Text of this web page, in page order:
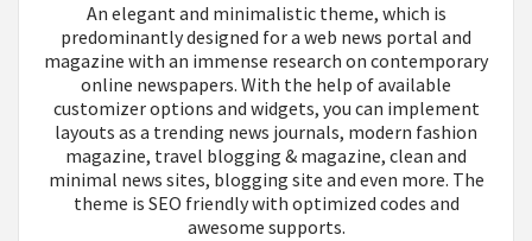
An elegant and minimalistic theme, which is
predominantly designed for a web news portal and
magazine with an immense research on contemporary
online newspapers. With the help of available
customizer options and widgets, you can implement
layouts as a trending news journals, modern fashion
magazine, travel blogging & magazine, clean and
minimal news sites, blogging site and even more. The
theme is SEO friendly with optimized codes and
awesome supports.